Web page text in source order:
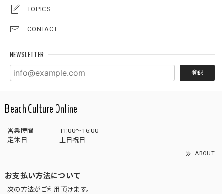
TOPICS
CONTACT
NEWSLETTER
登録
Beach Culture Online
営業時間
11:00～16:00
定休日
土日祝日
ABOUT
お支払い方法について
次の方法がご利用頂けます。